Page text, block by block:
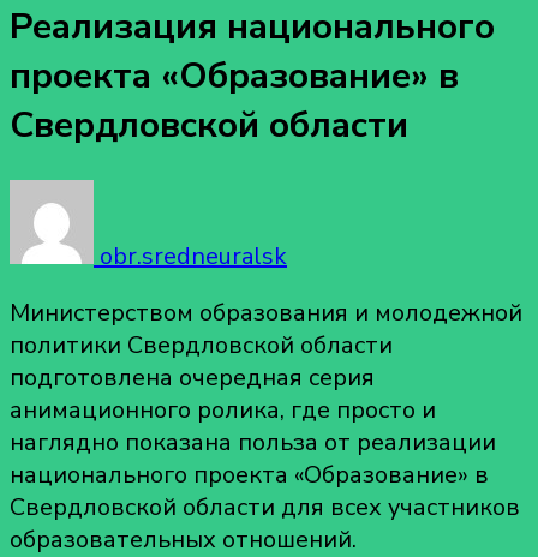
Реализация национального
проекта «Образование» в
Свердловской области
obr.sredneuralsk
Министерством образования и молодежной
политики Свердловской области
подготовлена очередная серия
анимационного ролика, где просто и
наглядно показана польза от реализации
национального проекта «Образование» в
Свердловской области для всех участников
образовательных отношений.